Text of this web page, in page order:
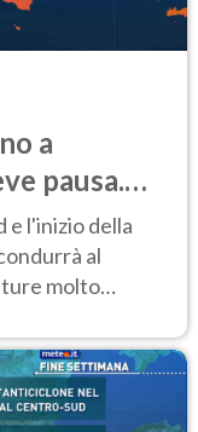
a
pausa.
e l'inizio della
al
molto